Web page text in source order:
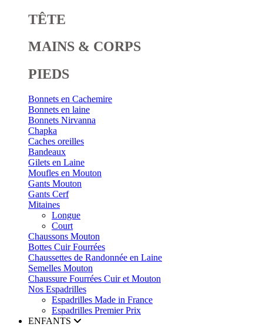
TÊTE
MAINS & CORPS
PIEDS
Bonnets en Cachemire
Bonnets en laine
Bonnets Nirvanna
Chapka
Caches oreilles
Bandeaux
Gilets en Laine
Moufles en Mouton
Gants Mouton
Gants Cerf
Mitaines
Longue
Court
Chaussons Mouton
Bottes Cuir Fourrées
Chaussettes de Randonnée en Laine
Semelles Mouton
Chaussure Fourrées Cuir et Mouton
Nos Espadrilles
Espadrilles Made in France
Espadrilles Premier Prix
ENFANTS